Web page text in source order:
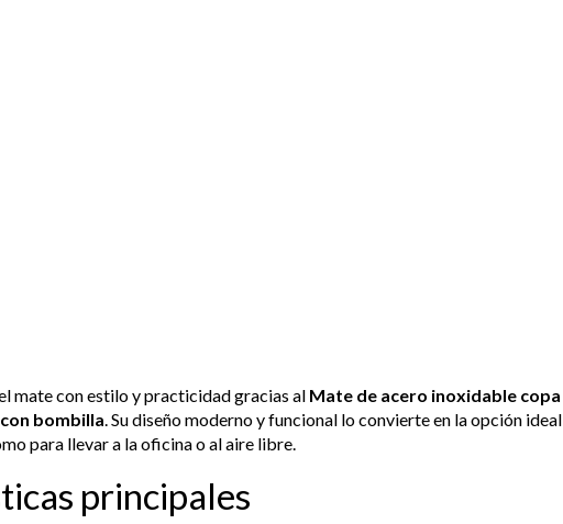
mate con estilo y practicidad gracias al Mate de acero inoxidable copa
bombilla. Su diseño moderno y funcional lo convierte en la opción ideal
para llevar a la oficina o al aire libre.
principales